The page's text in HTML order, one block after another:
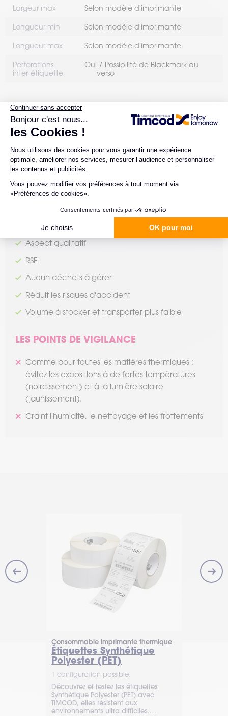
Largeur max Selon modèle d'imprimante
Longueur min Selon modèle d'imprimante
Longueur max Selon modèle d'imprimante
Perforations
inter-étiquette
Oui
Possibilité de Blackmark au
verso
L'EXPERTISE CONSEIL TIMCOD
LES POINTS FORTS
30% d’étiquettes en plus par rouleau
Auto dimensionnement de l’étiquette ou
prédécoupe (selon modèle d'imprimante)
Aspect qualitatif
RSE
Aucun déchets à gérer
Réduit les risques d'accident
Volume à stocker et transporter plus faible
LES POINTS DE VIGILANCE
Comme pour toutes les matières thermiques :
évitez les expositions à de fortes températures
(noircissement) et à la lumière solaire
(jaunissement).
Craint l'humidité, le nettoyage et les frottements
Consommable imprimante thermique
Étiquettes Synthétique
Polyester (PET)
1 configuration possible.
Découvrez et testez les étiquettes
Synthétique Polyester (PET) avec
TIMCOD, elles résistent aux
environnements ultra difficiles.